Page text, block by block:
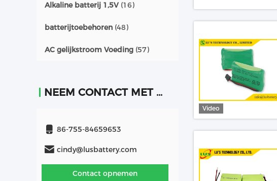
Alkaline batterij 1,5V (16)
batterijtoebehoren (48)
AC gelijkstroom Voeding (57)
NEEM CONTACT MET ONS OP
86-755-84659653
cindy@lusbattery.com
Contact opnemen
Video